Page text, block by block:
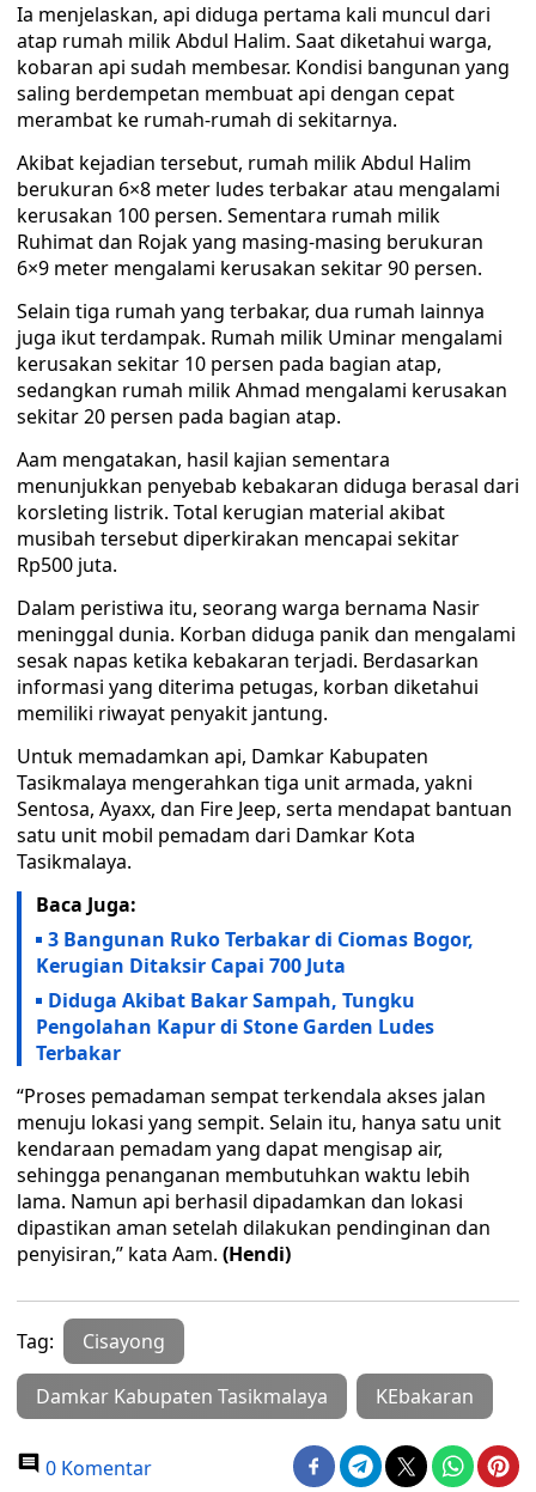
Ia menjelaskan, api diduga pertama kali muncul dari
atap rumah milik Abdul Halim. Saat diketahui warga,
kobaran api sudah membesar. Kondisi bangunan yang
saling berdempetan membuat api dengan cepat
merambat ke rumah-rumah di sekitarnya.
Akibat kejadian tersebut, rumah milik Abdul Halim
berukuran 6×8 meter ludes terbakar atau mengalami
kerusakan 100 persen. Sementara rumah milik
Ruhimat dan Rojak yang masing-masing berukuran
6×9 meter mengalami kerusakan sekitar 90 persen.
Selain tiga rumah yang terbakar, dua rumah lainnya
juga ikut terdampak. Rumah milik Uminar mengalami
kerusakan sekitar 10 persen pada bagian atap,
sedangkan rumah milik Ahmad mengalami kerusakan
sekitar 20 persen pada bagian atap.
Aam mengatakan, hasil kajian sementara
menunjukkan penyebab kebakaran diduga berasal dari
korsleting listrik. Total kerugian material akibat
musibah tersebut diperkirakan mencapai sekitar
Rp500 juta.
Dalam peristiwa itu, seorang warga bernama Nasir
meninggal dunia. Korban diduga panik dan mengalami
sesak napas ketika kebakaran terjadi. Berdasarkan
informasi yang diterima petugas, korban diketahui
memiliki riwayat penyakit jantung.
Untuk memadamkan api, Damkar Kabupaten
Tasikmalaya mengerahkan tiga unit armada, yakni
Sentosa, Ayaxx, dan Fire Jeep, serta mendapat bantuan
satu unit mobil pemadam dari Damkar Kota
Tasikmalaya.
Baca Juga:
3 Bangunan Ruko Terbakar di Ciomas Bogor,
Kerugian Ditaksir Capai 700 Juta
Diduga Akibat Bakar Sampah, Tungku
Pengolahan Kapur di Stone Garden Ludes
Terbakar
“Proses pemadaman sempat terkendala akses jalan
menuju lokasi yang sempit. Selain itu, hanya satu unit
kendaraan pemadam yang dapat mengisap air,
sehingga penanganan membutuhkan waktu lebih
lama. Namun api berhasil dipadamkan dan lokasi
dipastikan aman setelah dilakukan pendinginan dan
penyisiran,” kata Aam. (Hendi)
Tag: Cisayong
Damkar Kabupaten Tasikmalaya KEbakaran
0 Komentar